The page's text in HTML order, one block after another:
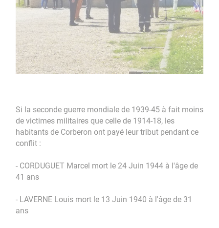
Si la seconde guerre mondiale de 1939-45 à fait moins
de victimes militaires que celle de 1914-18, les
habitants de Corberon ont payé leur tribut pendant ce
conflit :
- CORDUGUET Marcel mort le 24 Juin 1944 à l'âge de
41 ans
- LAVERNE Louis mort le 13 Juin 1940 à l'âge de 31
ans